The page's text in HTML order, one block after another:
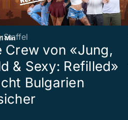
1 Min
Staffel
Crew von «Jung,
& Sexy: Refilled»
Bulgarien